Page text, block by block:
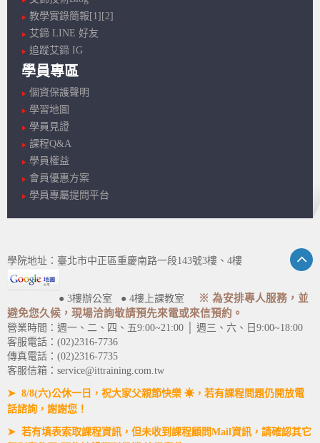
教學實錄簡報[1] [2]
艾鍗 LINE 好友
追蹤艾鍗 IG
學員專區
個資保護聲明
學習地圖
學員見證
課程Q&A
學員權益
會員優惠方案
學員專屬提問平台
學院地址：臺北市中正區重慶南路一段143號3樓、4樓
● 3樓辦公室 ● 4樓上課教室
※ 為安排專人服務，並
避免您久候，現場洽詢敬請預先來電或來信預約。
營業時間：週一、二、四、五9:00~21:00 │ 週三、六、日9:00~18:00
客服電話：(02)2316-7736
傳真電話：(02)2316-7735
客服信箱：service@ittraining.com.tw
➤ 8/8(六)公休一日，祝大家父親節快樂 ☀，若有課程問題仍開放電
話諮詢，謝謝您！
➤ 若有填表索取課程資訊，但未收到課程顧問Mail資訊，請確認其它